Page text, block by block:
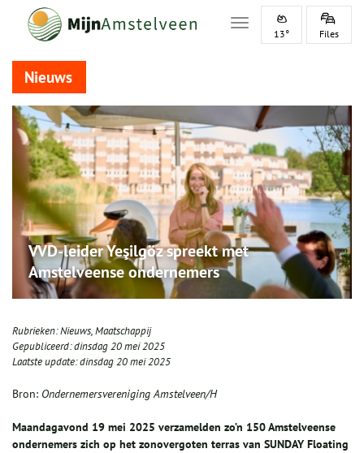
Toggle navigation
13° Files
Nieuws
VVD-leider Yeşilgöz spreekt met
Amstelveense ondernemers
Rubrieken:Nieuws,Maatschappij
Gepubliceerd:dinsdag 20 mei 2025
Laatste update:dinsdag 20 mei 2025
Bron: Ondernemersvereniging Amstelveen/H
Maandagavond 19 mei 2025 verzamelden zo’n 150 Amstelveense
ondernemers zich op het zonovergoten terras van SUNDAY Floating